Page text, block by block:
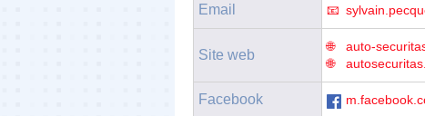
Email
Site web
auto-
Facebook